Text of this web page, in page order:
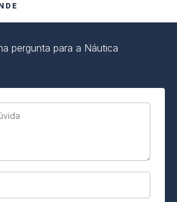
pergunta para a Náutica